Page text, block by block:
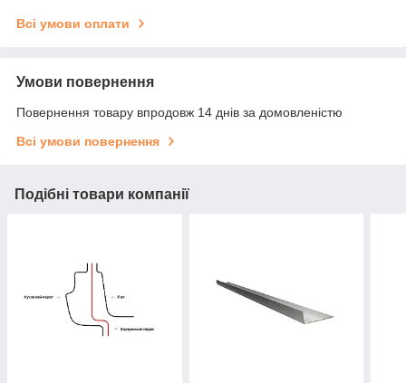
Всі умови оплати
Умови повернення
Повернення товару впродовж 14 днів за домовленістю
Всі умови повернення
Подібні товари компанії